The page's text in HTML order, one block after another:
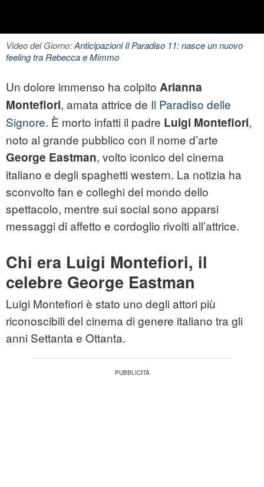
Video del Giorno:Anticipazioni Il Paradiso 11: nasce un nuovo
feeling tra Rebecca e Mimmo
Un dolore immenso ha colpito Arianna
Montefiori, amata attrice de Il Paradiso delle
Signore. È morto infatti il padre Luigi Montefiori,
noto al grande pubblico con il nome d’arte
George Eastman, volto iconico del cinema
italiano e degli spaghetti western. La notizia ha
sconvolto fan e colleghi del mondo dello
spettacolo, mentre sui social sono apparsi
messaggi di affetto e cordoglio rivolti all’attrice.
Chi era Luigi Montefiori, il
celebre George Eastman
Luigi Montefiori è stato uno degli attori più
riconoscibili del cinema di genere italiano tra gli
anni Settanta e Ottanta.